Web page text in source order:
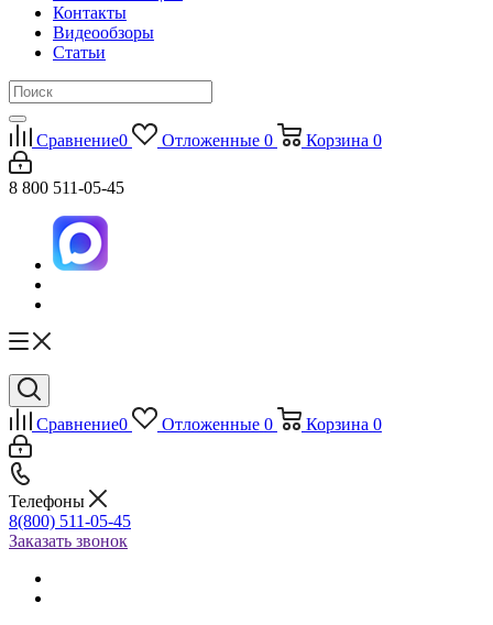
Контакты
Видеообзоры
Статьи
Сравнение0 Отложенные 0 Корзина 0
8 800 511-05-45
Сравнение0 Отложенные 0 Корзина 0
Телефоны
8(800) 511-05-45
Заказать звонок